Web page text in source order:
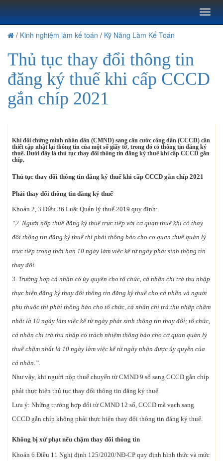
Toggle
/ Kinh nghiệm làm kế toán / Kỹ Năng Làm Kế Toán
Thủ tục thay đổi thông tin
đăng ký thuế khi cấp CCCD
gắn chíp 2021
Khi đổi chứng minh nhân dân (CMND) sang căn cước công dân (CCCD) cần
thiết cập nhật lại thông tin của một số giấy tờ, trong đó có thông tin đăng ký
thuế. Dưới đây là thủ tục thay đổi thông tin đăng ký thuế khi cấp CCCD gắn
chíp.
Thủ tục thay đổi thông tin đăng ký thuế khi cấp CCCD gắn chíp 2021
Phải thay đổi thông tin đăng ký thuế
Khoản 2, 3 Điều 36 Luật Quản lý thuế 2019 quy định:
“2. Người nộp thuế đăng ký thuế trực tiếp với cơ quan thuế khi có thay
đổi thông tin đăng ký thuế thì phải thông báo cho cơ quan thuế quản lý
trực tiếp trong thời hạn 10 ngày làm việc kể từ ngày phát sinh thông tin
thay đổi.
3. Trường hợp cá nhân có ủy quyền cho tổ chức, cá nhân chi trả thu nhập
thực hiện đăng ký thay đổi thông tin đăng ký thuế cho cá nhân và người
phụ thuộc thì phải thông báo cho tổ chức, cá nhân chi trả thu nhập chậm
nhất là 10 ngày làm việc kể từ ngày phát sinh thông tin thay đổi; tổ chức,
cá nhân chi trả thu nhập có trách nhiệm thông báo cho cơ quan quản lý
thuế chậm nhất là 10 ngày làm việc kể từ ngày nhận được ủy quyền của
cá nhân.”.
Như vậy, khi người nộp thuế chuyển từ CMND 9 số sang CCCD gắn chíp
phải thực hiện thủ tục thay đổi thông tin đăng ký thuế.
Lưu ý: Những trường hợp đổi từ CMND 12 số, CCCD mã vạch sang
CCCD gắn chíp không phải thực hiện thay đổi thông tin đăng ký thuế.
Không bị xử phạt nếu chậm thay đổi thông tin
Khoản 6 Điều 11 Nghị định 125/2020/NĐ-CP quy định hình thức và mức